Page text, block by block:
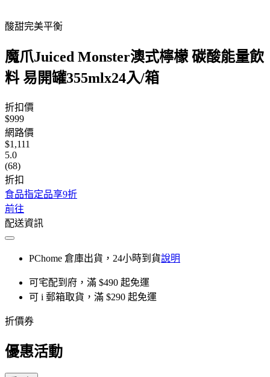
酸甜完美平衡
魔爪Juiced Monster澳式檸檬 碳酸能量飲
料 易開罐355mlx24入/箱
折扣價
$999
網路價
$1,111
5.0
(68)
折扣
食品指定品享9折
前往
配送資訊
PChome 倉庫出貨，24小時到貨說明
可宅配到府，滿 $490 起免運
可 i 郵箱取貨，滿 $290 起免運
折價券
優惠活動